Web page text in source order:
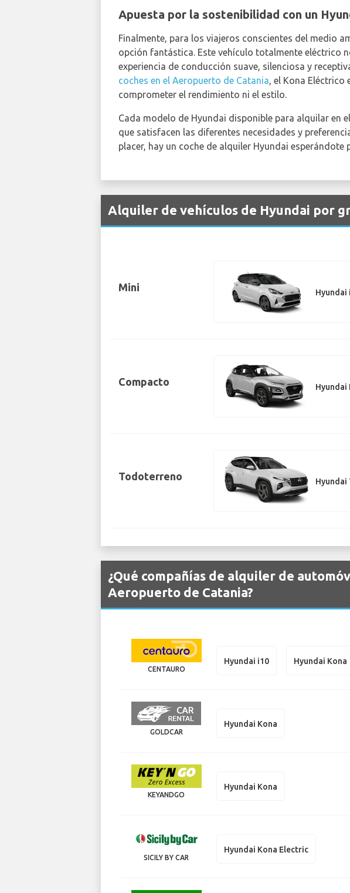
Apuesta por la sostenibilidad con un
Finalmente, para los viajeros conscientes del medio
opción fantástica. Este vehículo totalmente eléctrico
experiencia de conducción suave, silenciosa y
coches en el Aeropuerto de Catania, el Kona
comprometer el rendimiento ni el estilo.
Cada modelo de Hyundai disponible para alquilar en
que satisfacen las diferentes necesidades y
placer, hay un coche de alquiler Hyundai
Alquiler de vehículos de Hyundai por
Mini Hyundai
Compacto Hyundai
Todoterreno Hyundai
¿Qué compañías de alquiler de
Aeropuerto de Catania?
CENTAURO
Hyundai i10 Hyundai Kona
GOLDCAR
Hyundai Kona
KEYANDGO
Hyundai Kona
SICILY BY CAR
Hyundai Kona Electric